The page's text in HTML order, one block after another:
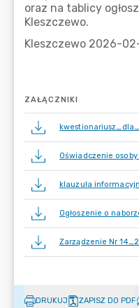
ZAŁĄCZNIKI
Oświadczenie
klauzula
Ogłoszenie o
Zarządzenie Nr
DRUKUJ ZAPISZ DO PDF